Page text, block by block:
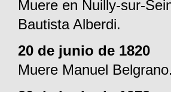
Muere en Nuilly-sur-
Bautista Alberdi.
20 de junio de 1820
Muere Manuel